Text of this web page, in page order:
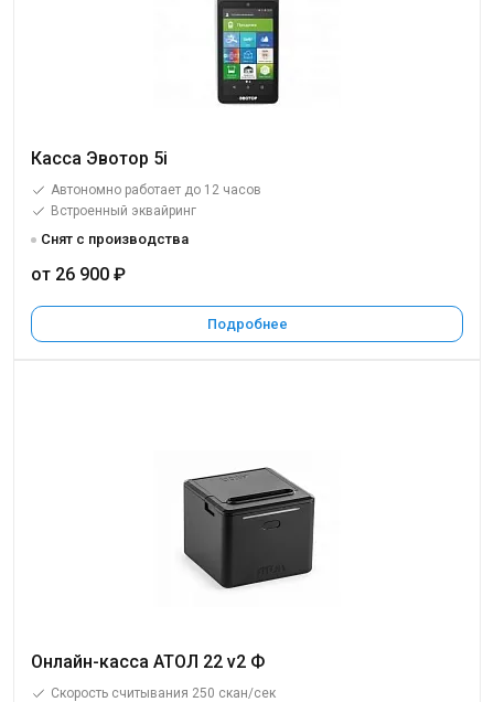
Касса Эвотор 5i
Автономно работает до 12 часов
Встроенный эквайринг
Снят с производства
от 26 900 ₽
Подробнее
Онлайн-касса АТОЛ 22 v2 Ф
Скорость считывания 250 скан/сек